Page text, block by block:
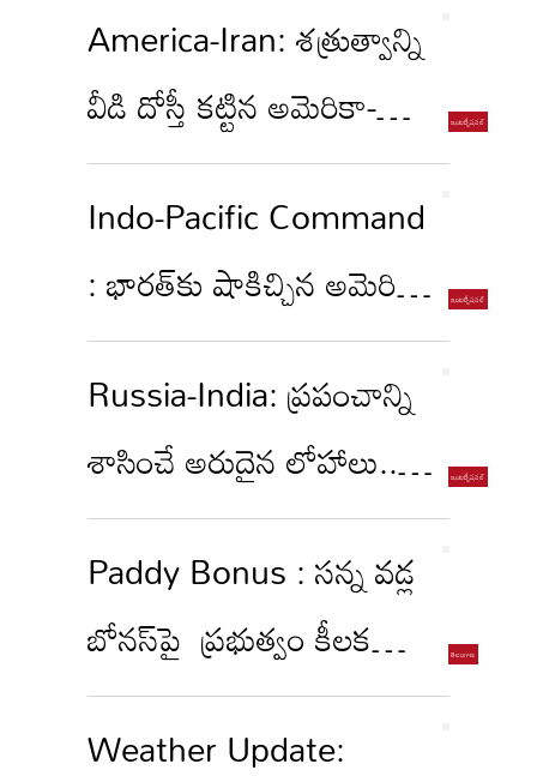
America-Iran: శత్రుత్వాన్ని
వీడి దోస్తీ కట్టిన అమెరికా-
ఇరాన్.. 14 సూత్రాలతో
చారిత్రాత్మక ఒప్పందం!
Indo-Pacific Command
: భారత్‌కు షాకిచ్చిన అమెరికా
: 'ఇండో' పదం తొలగింపు,
వివాదాస్పద మ్యాప్..
Russia-India: ప్రపంచాన్ని
శాసించే అరుదైన లోహాలు..
రష్యాతో భారత్ సీక్రెట్ డీల్!
Paddy Bonus : సన్న వడ్ల
బోనస్‌పై ప్రభుత్వం కీలక
నిర్ణయం..ఆ ఏడు రకాలకు
Weather Update: